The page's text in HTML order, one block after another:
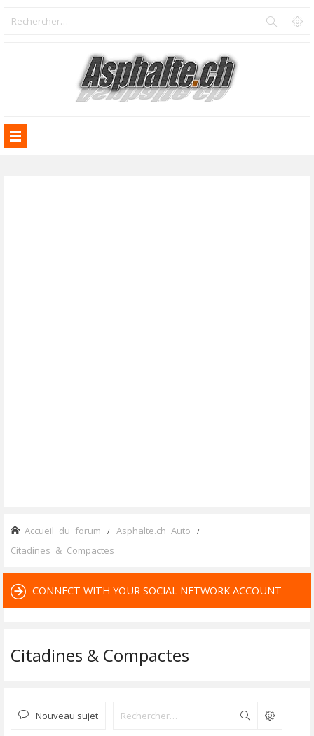
Accueil du forum Asphalte.ch Auto
Citadines & Compactes
CONNECT WITH YOUR SOCIAL NETWORK ACCOUNT
Citadines & Compactes
Nouveau sujet Rechercher